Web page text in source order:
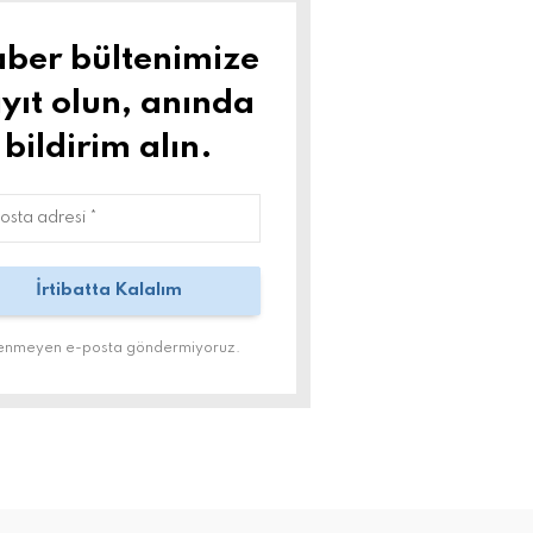
bültenimize
olun, anında
bildirim alın.
e-posta göndermiyoruz.